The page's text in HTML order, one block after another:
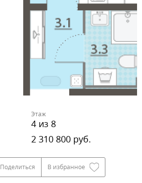
Этаж
4 из 8
2 310 800 руб.
Поделиться В избранное